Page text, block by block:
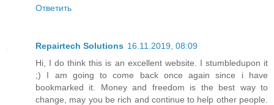
Ответить
Repairtech Solutions 16.11.2019, 08:09
Hi, I do think this is an excellent website. I stumbledupon it
;) I am going to come back once again since i have
bookmarked it. Money and freedom is the best way to
change, may you be rich and continue to help other people.